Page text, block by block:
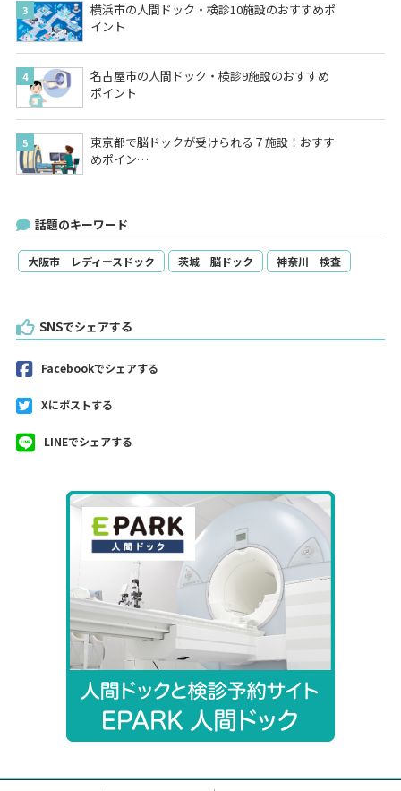
横浜市の人間ドック・検診10施設のおすすめポ
イント
名古屋市の人間ドック・検診9施設のおすすめ
ポイント
東京都で脳ドックが受けられる７施設！おすす
めポイン…
話題のキーワード
大阪市 レディースドック 茨城 脳ドック 神奈川 検査
SNSでシェアする
Facebookでシェアする
Xにポストする
LINEでシェアする